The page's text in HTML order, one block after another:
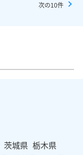
次の10件
茨城県 栃木県